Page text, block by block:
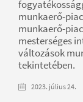
munkaerő-
munkaerő-
mesterséges
változások
tekintetében.
2023. július 24.